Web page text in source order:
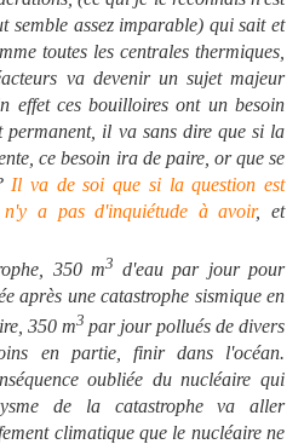
semble assez imparable) qui sait et
toutes les centrales thermiques,
va devenir un sujet majeur
effet ces bouilloires ont un besoin
permanent, il va sans dire que si la
ce besoin ira de paire, or que se
Il va de soi que si la question est
a pas d'inquiétude à avoir, et
350 m3 d'eau par jour pour
après une catastrophe sismique en
350 m3 par jour pollués de divers
en partie, finir dans l'océan.
oubliée du nucléaire qui
de la catastrophe va aller
climatique que le nucléaire ne